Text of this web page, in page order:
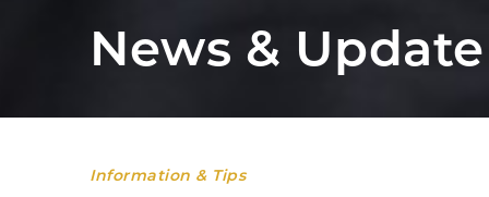
News & Update
Information & Tips